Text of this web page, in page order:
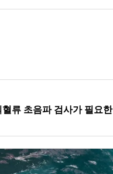
류 초음파 검사가 필요